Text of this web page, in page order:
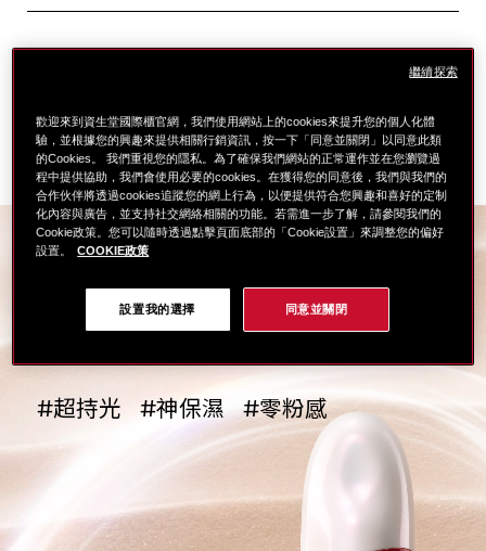
輕盈持光12小時 綻放空氣感柔光
#超持光 #神保濕 #零粉感
歡迎來到資生堂國際櫃官網，我們使用網站上的cookies來提升您的個人化體
驗，並根據您的興趣來提供相關行銷資訊，按一下「同意並關閉」以同意此類
的Cookies。 我們重視您的隱私。為了確保我們網站的正常運作並在您瀏覽過
程中提供協助，我們會使用必要的cookies。在獲得您的同意後，我們與我們的
合作伙伴將透過cookies追蹤您的網上行為，以便提供符合您興趣和喜好的定制
化內容與廣告，並支持社交網絡相關的功能。若需進一步了解，請參閱我們的
Cookie政策。您可以隨時透過點擊頁面底部的「Cookie設置」來調整您的偏好
設置。
COOKIE政策
設置我的選擇 同意並關閉
繼續探索